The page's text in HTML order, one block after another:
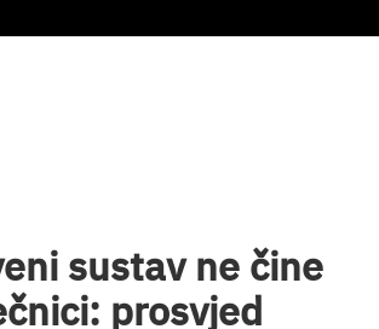
sustav ne čine
prosvjed